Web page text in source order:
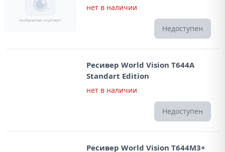
нет в наличии
Недоступен
Ресивер World Vision T644A
Standart Edition
нет в наличии
Недоступен
Ресивер World Vision T644M3+